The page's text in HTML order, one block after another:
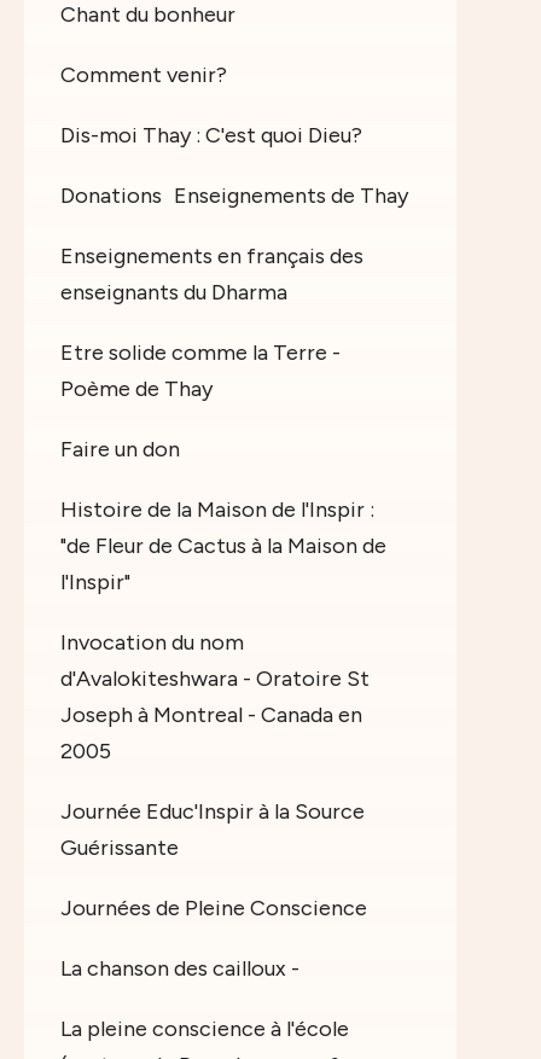
Chant du bonheur
Comment venir?
Dis-moi Thay : C'est quoi Dieu?
Donations Enseignements de Thay
Enseignements en français des
enseignants du Dharma
Etre solide comme la Terre -
Poème de Thay
Faire un don
Histoire de la Maison de l'Inspir :
"de Fleur de Cactus à la Maison de
l'Inspir"
Invocation du nom
d'Avalokiteshwara - Oratoire St
Joseph à Montreal - Canada en
2005
Journée Educ'Inspir à la Source
Guérissante
Journées de Pleine Conscience
La chanson des cailloux -
La pleine conscience à l'école